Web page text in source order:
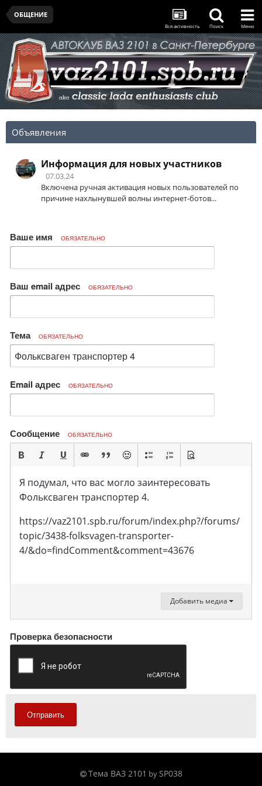
ОБЩЕНИЕ
Вся активность Поиск Меню
Объявления
Информация для новых участников
07.03.24
Включена ручная активация новых пользователей по
причине нахлынувшей волны интернет-ботов...
Ваше имя ОБЯЗАТЕЛЬНО
Ваш email адрес ОБЯЗАТЕЛЬНО
Тема ОБЯЗАТЕЛЬНО
Email адрес ОБЯЗАТЕЛЬНО
Сообщение ОБЯЗАТЕЛЬНО
Я подумал, что вас могло заинтересовать
Фольксваген транспортер 4.
https://vaz2101.spb.ru/forum/index.php?/forums/
topic/3438-folksvagen-transporter-
4/&do=findComment&comment=43676
Добавить медиа
Проверка безопасности
Отправить
Тема ВАЗ 2101 by SP038